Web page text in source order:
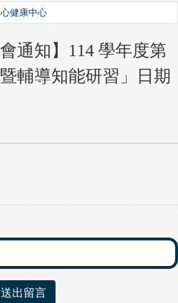
健康中心
通知】114 學年度第
輔導知能研習」日期
送出留言